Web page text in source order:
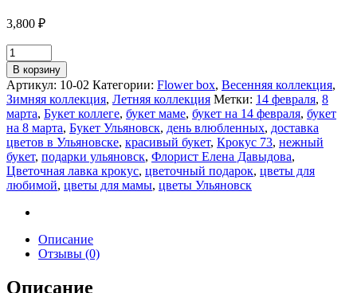
3,800 ₽
В корзину
Артикул: 10-02 Категории: Flower box, Весенняя коллекция,
Зимняя коллекция, Летняя коллекция Метки: 14 февраля, 8
марта, Букет коллеге, букет маме, букет на 14 февраля, букет
на 8 марта, Букет Ульяновск, день влюбленных, доставка
цветов в Ульяновске, красивый букет, Крокус 73, нежный
букет, подарки ульяновск, Флорист Елена Давыдова,
Цветочная лавка крокус, цветочный подарок, цветы для
любимой, цветы для мамы, цветы Ульяновск
Описание
Отзывы (0)
Описание